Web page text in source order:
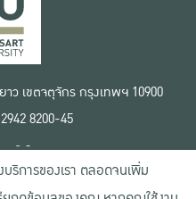
ว เขตจตุจักร กรุงเทพฯ 10900
8200-45
นเว็บไซต์
ธิ์ใช้งาน
นส่วนตัว
บริการของเรา ตลอดจนเพิ่ม